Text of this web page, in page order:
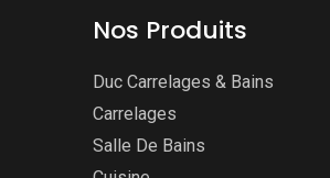
Nos Produits
Duc Carrelages & Bains
Carrelages
Salle De Bains